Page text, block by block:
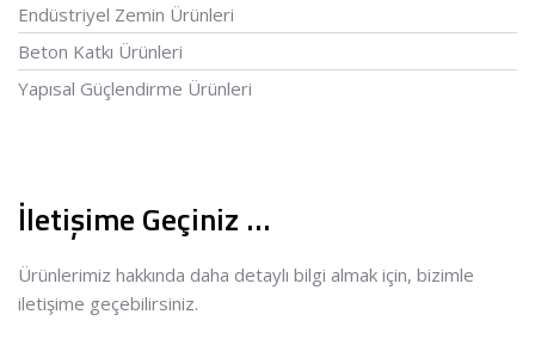
Endüstriyel Zemin Ürünleri
Beton Katkı Ürünleri
Yapısal Güçlendirme Ürünleri
İletişime Geçiniz …
Ürünlerimiz hakkında daha detaylı bilgi almak için, bizimle
iletişime geçebilirsiniz.